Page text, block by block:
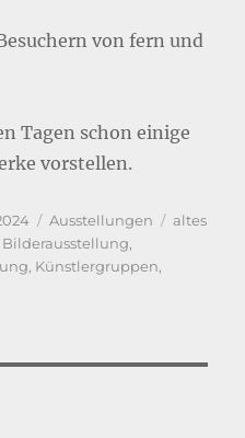
von fern und
Tagen schon einige
vorstellen.
Kategorien
Ausstellungen
altes
Bilderausstellung,
, Künstlergruppen,